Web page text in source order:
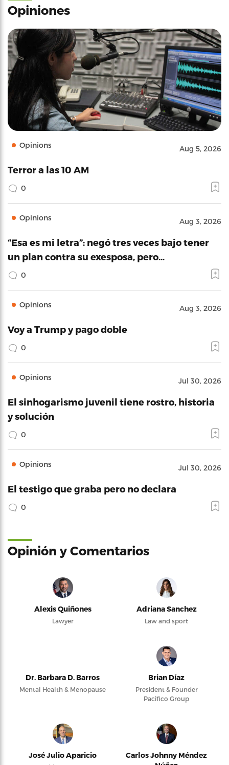
Opiniones
Opinions Aug 5, 2026
Terror a las 10 AM
0
Opinions Aug 3, 2026
“Esa es mi letra”: negó tres veces bajo tener
un plan contra su exesposa, pero…
0
Opinions Aug 3, 2026
Voy a Trump y pago doble
0
Opinions Jul 30, 2026
El sinhogarismo juvenil tiene rostro, historia
y solución
0
Opinions Jul 30, 2026
El testigo que graba pero no declara
0
Opinión y Comentarios
Alexis Quiñones
Lawyer
Adriana Sanchez
Law and sport
Dr. Barbara D. Barros
Mental Health & Menopause
Brian Díaz
President & Founder
Pacifico Group
José Julio Aparicio
Carlos Johnny Méndez